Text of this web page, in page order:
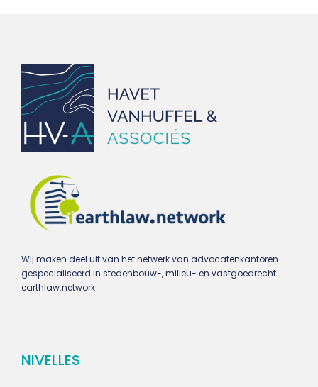
Wij maken deel uit van het netwerk van advocatenkantoren
gespecialiseerd in stedenbouw-, milieu- en vastgoedrecht
earthlaw.network
NIVELLES